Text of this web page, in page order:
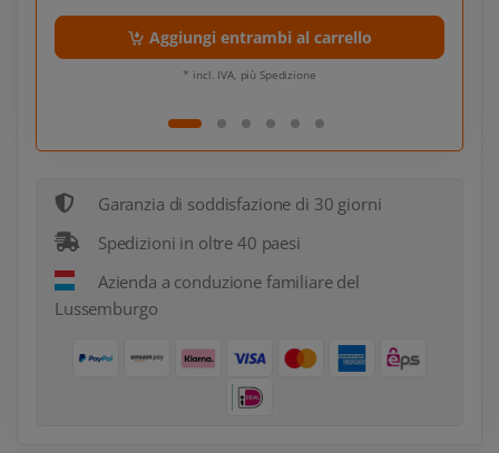
Aggiungi entrambi al carrello
* incl. IVA, più Spedizione
Garanzia di soddisfazione di 30 giorni
Spedizioni in oltre 40 paesi
Azienda a conduzione familiare del
Lussemburgo